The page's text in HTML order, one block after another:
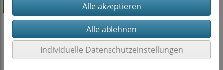
Individuelle Datenschutzeinstellungen